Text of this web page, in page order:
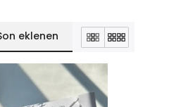
eklenen